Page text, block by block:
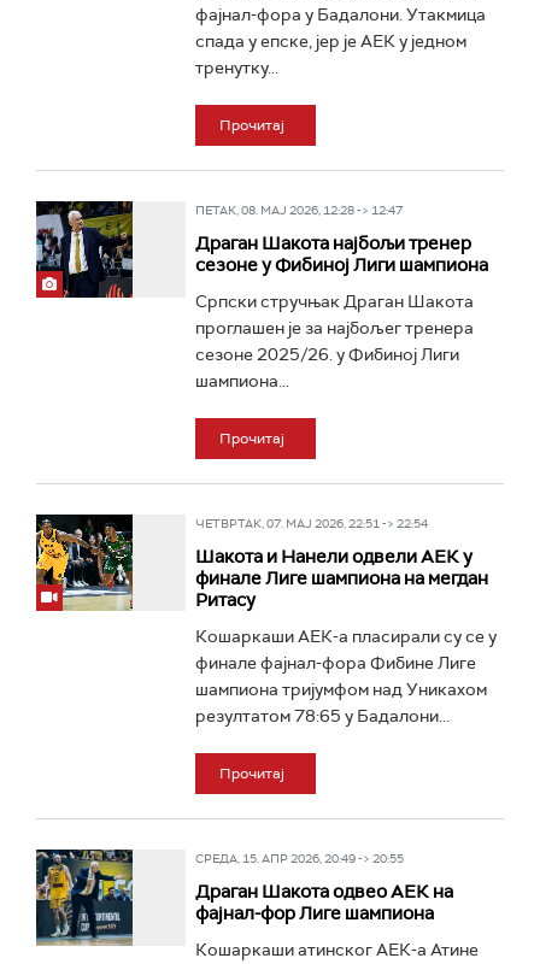
фајнал-фора у Бадалони. Утакмица
спада у епске, јер је АЕК у једном
тренутку...
Прочитај
ПЕТАК, 08. МАЈ 2026, 12:28 -> 12:47
Драган Шакота најбољи тренер
сезоне у Фибиној Лиги шампиона
Српски стручњак Драган Шакота
проглашен је за најбољег тренера
сезоне 2025/26. у Фибиној Лиги
шампиона...
Прочитај
ЧЕТВРТАК, 07. МАЈ 2026, 22:51 -> 22:54
Шакота и Нанели одвели АЕК у
финале Лиге шампиона на мегдан
Ритасу
Кошаркаши АЕК-а пласирали су се у
финале фајнал-фора Фибине Лиге
шампиона тријумфом над Уникахом
резултатом 78:65 у Бадалони...
Прочитај
СРЕДА, 15. АПР 2026, 20:49 -> 20:55
Драган Шакота одвео АЕК на
фајнал-фор Лиге шампиона
Кошаркаши атинског АЕК-а Атине